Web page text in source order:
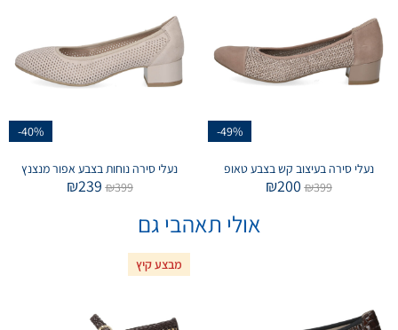
-49%
נעלי סירה בעיצוב קש בצבע טאופ
₪399
₪200
-40%
נעלי סירה נוחות בצבע אפור מנצנץ
₪399
₪239
אולי תאהבי גם
מבצע קיץ